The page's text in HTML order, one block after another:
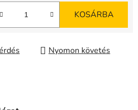
KOSÁRBA
Nyomon követés